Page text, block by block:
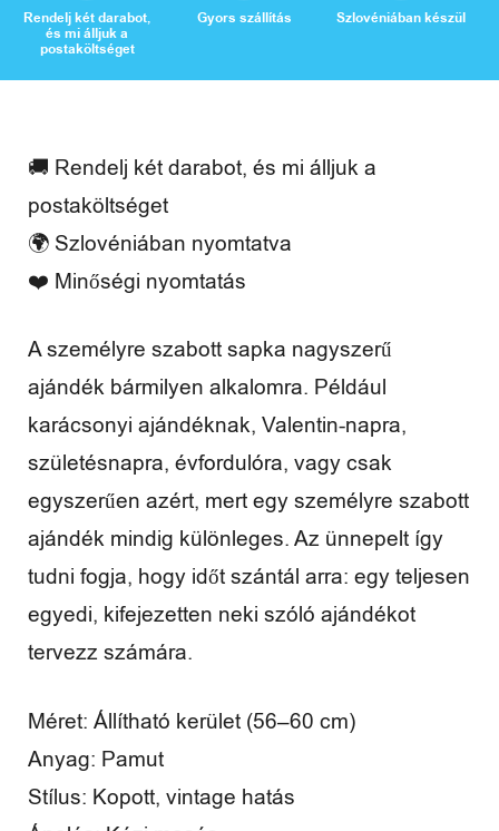
Rendelj két darabot,
és mi álljuk a
postaköltséget
Gyors szállítás Szlovéniában készül
🚚 Rendelj két darabot, és mi álljuk a
postaköltséget
🌍 Szlovéniában nyomtatva
❤️ Minőségi nyomtatás
A személyre szabott sapka nagyszerű
ajándék bármilyen alkalomra. Például
karácsonyi ajándéknak, Valentin-napra,
születésnapra, évfordulóra, vagy csak
egyszerűen azért, mert egy személyre szabott
ajándék mindig különleges. Az ünnepelt így
tudni fogja, hogy időt szántál arra: egy teljesen
egyedi, kifejezetten neki szóló ajándékot
tervezz számára.
Méret: Állítható kerület (56–60 cm)
Anyag: Pamut
Stílus: Kopott, vintage hatás